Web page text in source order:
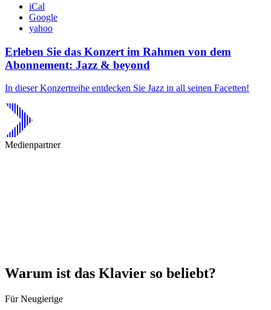
iCal
Google
yahoo
Erleben Sie das Konzert im Rahmen von dem
Abonnement: Jazz & beyond
In dieser Konzertreihe entdecken Sie Jazz in all seinen Facetten!
Medienpartner
Warum ist das Klavier so beliebt?
Für Neugierige